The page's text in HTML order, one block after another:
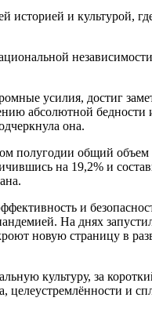
историей и культурой,
усилия, достиг
абсолютной
она.
полугодии общий
на 19,2% и
и
На днях
новую страницу в
культуру, за
и